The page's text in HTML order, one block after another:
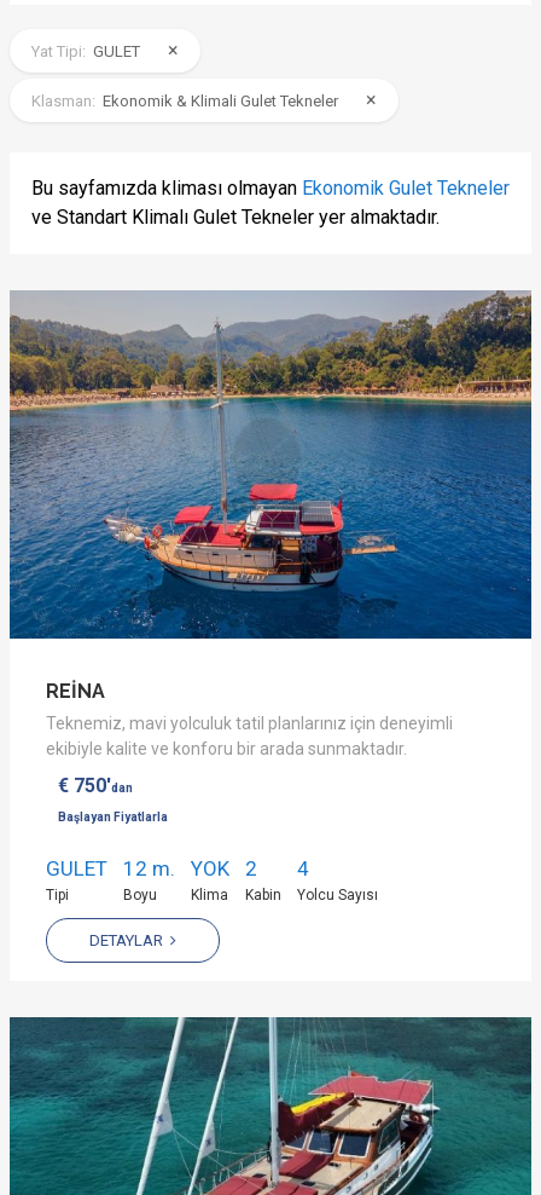
Yat Tipi: GULET ×
Klasman: Ekonomik & Klimali Gulet Tekneler ×
Bu sayfamızda kliması olmayan Ekonomik Gulet Tekneler
ve Standart Klimalı Gulet Tekneler yer almaktadır.
REİNA
Teknemiz, mavi yolculuk tatil planlarınız için deneyimli
ekibiyle kalite ve konforu bir arada sunmaktadır.
€ 750'dan
Başlayan Fiyatlarla
GULET
Tipi
12 m.
Boyu
YOK
Klima
2
Kabin
4
Yolcu Sayısı
DETAYLAR